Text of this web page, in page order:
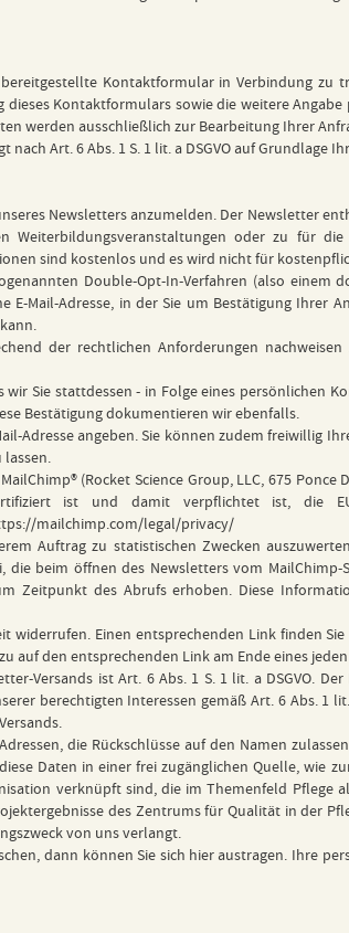
Kontaktformular in Verbindung zu
Kontaktformulars sowie die weitere
werden ausschließlich zur Bearbeitung Ihrer
Art. 6 Abs. 1 S. 1 lit. a DSGVO auf Grundlage
Newsletters anzumelden. Der Newsletter
Weiterbildungsveranstaltungen oder zu für
sind kostenlos und es wird nicht für
Double-Opt-In-Verfahren (also einem
Mail-Adresse, in der Sie um Bestätigung Ihrer
der rechtlichen Anforderungen
Sie stattdessen - in Folge eines persönlichen
Bestätigung dokumentieren wir ebenfalls.
Adresse angeben. Sie können zudem freiwillig
(Rocket Science Group, LLC, 675 Ponce
ist und damit verpflichtet ist, die EU-
mailchimp.com/legal/privacy/
Auftrag zu statistischen Zwecken
beim öffnen des Newsletters vom
Zeitpunkt des Abrufs erhoben. Diese
Einen entsprechenden Link finden
auf den entsprechenden Link am Ende eines
Versands ist Art. 6 Abs. 1 S. 1 lit. a DSGVO.
berechtigten Interessen gemäß Art. 6 Abs. 1
die Rückschlüsse auf den Namen
Daten in einer frei zugänglichen Quelle, wie
verknüpft sind, die im Themenfeld Pflege
des Zentrums für Qualität in der
von uns verlangt.
dann können Sie sich hier austragen. Ihre